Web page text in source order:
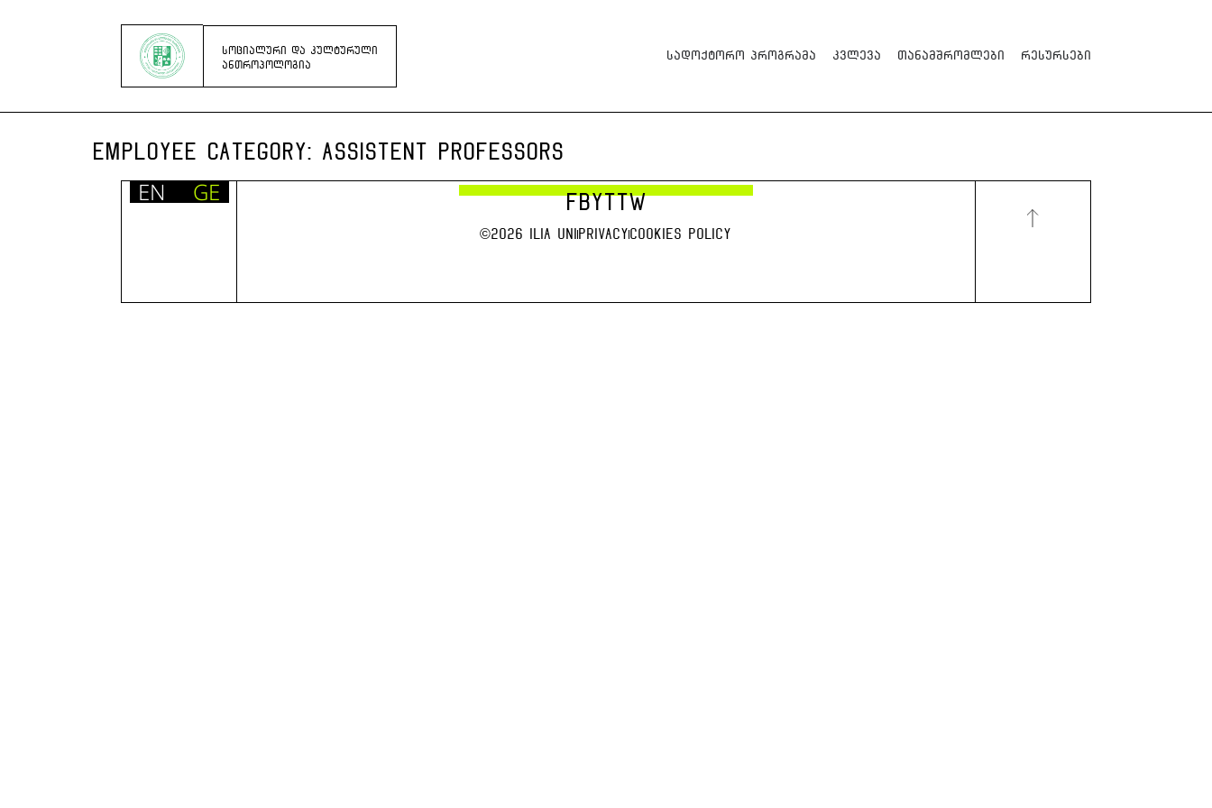
ᲡᲝᲪᲘᲐᲚᲣᲠᲘ ᲓᲐ ᲙᲣᲚᲢᲣᲠᲣᲚᲘ
ᲐᲜᲗᲠᲝᲞᲝᲚᲝᲒᲘᲐ
სადოქტორო პროგრამა კვლევა თანამშრომლები რესურსები
EMPLOYEE CATEGORY: ASSISTENT PROFESSORS
EN GE FBYTTW
©2026 Ilia uniPrivacyCookies Policy